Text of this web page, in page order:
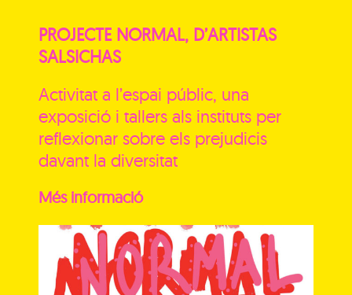
PROJECTE NORMAL, D’ARTISTAS
SALSICHAS
Activitat a l’espai públic, una
exposició i tallers als instituts per
reflexionar sobre els prejudicis
davant la diversitat
Més informació